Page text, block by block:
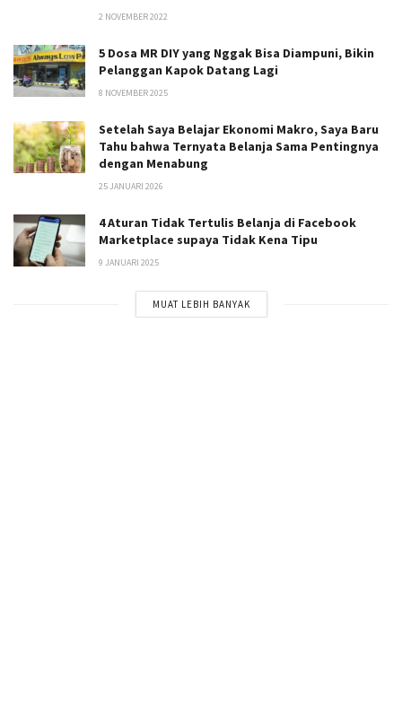
2 NOVEMBER 2022
5 Dosa MR DIY yang Nggak Bisa Diampuni, Bikin
Pelanggan Kapok Datang Lagi
8 NOVEMBER 2025
Setelah Saya Belajar Ekonomi Makro, Saya Baru
Tahu bahwa Ternyata Belanja Sama Pentingnya
dengan Menabung
25 JANUARI 2026
4 Aturan Tidak Tertulis Belanja di Facebook
Marketplace supaya Tidak Kena Tipu
9 JANUARI 2025
MUAT LEBIH BANYAK